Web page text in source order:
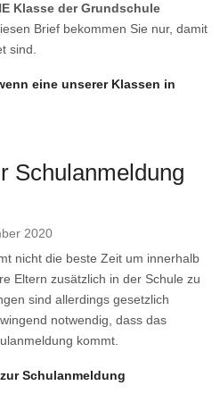
Klasse der Grundschule
Brief bekommen Sie nur, damit
sind.
eine unserer Klassen in
Schulanmeldung
2020
nicht die beste Zeit um innerhalb
Eltern zusätzlich in der Schule zu
sind allerdings gesetzlich
notwendig, dass das
kommt.
Schulanmeldung